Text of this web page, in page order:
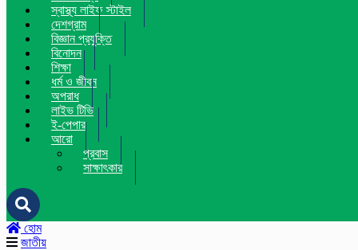
স্বাস্থ্য লাইফ স্টাইল
দেশগ্রাম
বিজ্ঞান প্রযুক্তি
বিনোদন
শিক্ষা
ধর্ম ও জীবন
অপরাধ
লাইভ টিভি
ই-পেপার
আরো
প্রবাস
সাক্ষাৎকার
হোম
জাতীয়